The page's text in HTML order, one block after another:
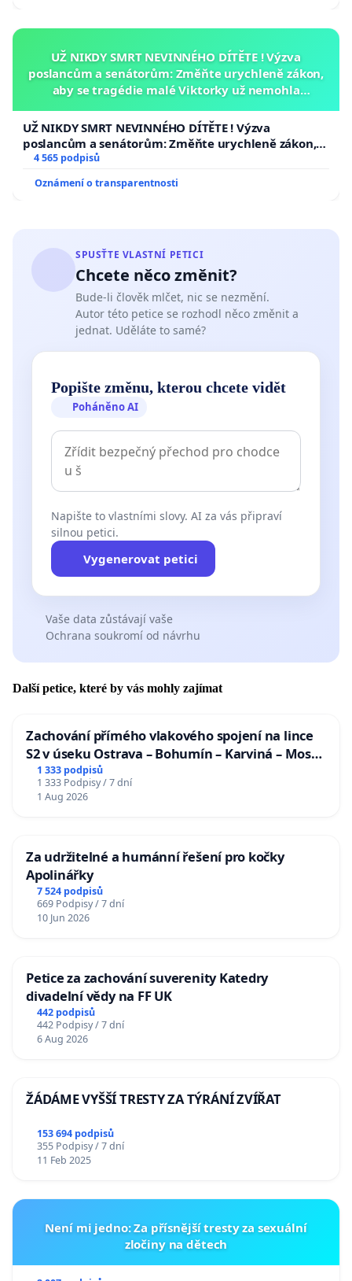
UŽ NIKDY SMRT NEVINNÉHO DÍTĚTE ! Výzva
poslancům a senátorům: Změňte urychleně zákon,
aby se tragédie malé Viktorky už nemohla
UŽ NIKDY SMRT NEVINNÉHO DÍTĚTE ! Výzva
poslancům a senátorům: Změňte urychleně zákon,
aby se tragédie malé Viktorky už nemohla opakovat!
4 565 podpisů
Oznámení o transparentnosti
SPUSŤTE VLASTNÍ PETICI
Chcete něco změnit?
Bude-li člověk mlčet, nic se nezmění.
Autor této petice se rozhodl něco změnit a
jednat. Uděláte to samé?
Popište změnu, kterou chcete vidět
Poháněno AI
Napište to vlastními slovy. AI za vás připraví
silnou petici.
Vygenerovat petici
Vaše data zůstávají vaše
Ochrana soukromí od návrhu
Další petice, které by vás mohly zajímat
Zachování přímého vlakového spojení na lince
S2 v úseku Ostrava – Bohumín – Karviná – Mosty
u Jablunkova
1 333 podpisů
1 333 Podpisy / 7 dní
1 Aug 2026
Za udržitelné a humánní řešení pro kočky
Apolinářky
7 524 podpisů
669 Podpisy / 7 dní
10 Jun 2026
Petice za zachování suverenity Katedry
divadelní vědy na FF UK
442 podpisů
442 Podpisy / 7 dní
6 Aug 2026
ŽÁDÁME VYŠŠÍ TRESTY ZA TÝRÁNÍ ZVÍŘAT
153 694 podpisů
355 Podpisy / 7 dní
11 Feb 2025
Není mi jedno: Za přísnější tresty za sexuální
zločiny na dětech